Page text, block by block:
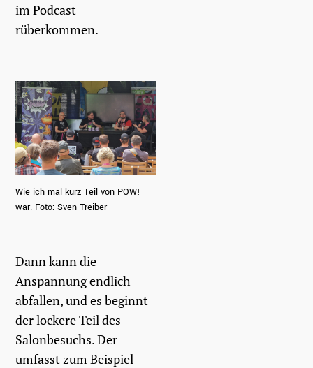
im Podcast
rüberkommen.
Wie ich mal kurz Teil von POW!
war. Foto: Sven Treiber
Dann kann die
Anspannung endlich
abfallen, und es beginnt
der lockere Teil des
Salonbesuchs. Der
umfasst zum Beispiel